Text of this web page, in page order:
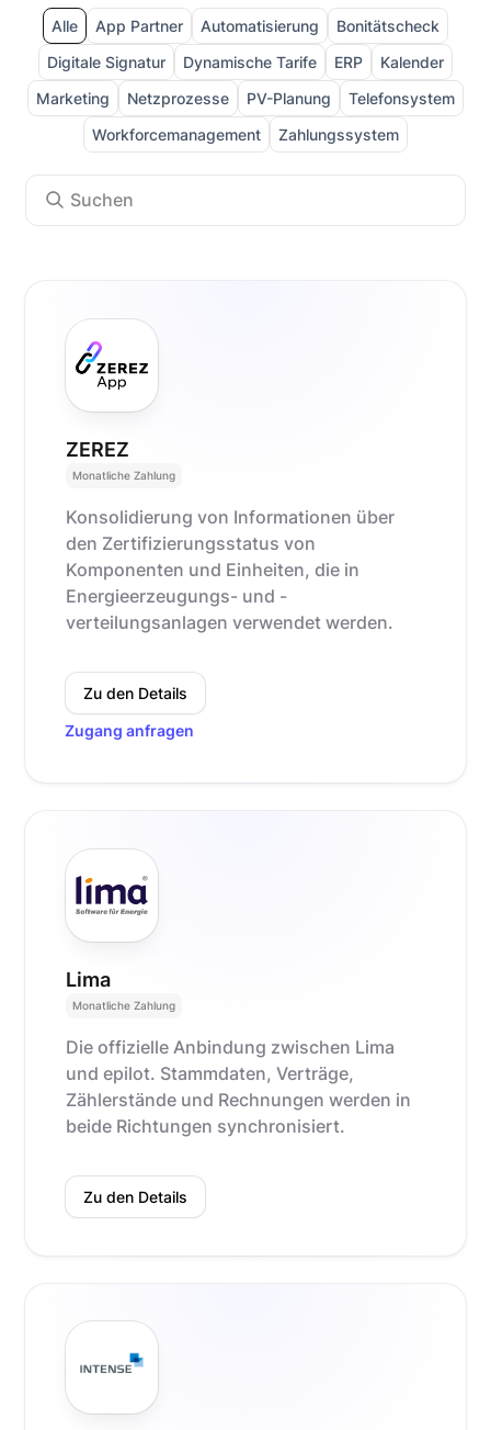
Alle App Partner Automatisierung
Bonitätscheck
Digitale Signatur
Dynamische Tarife ERP
Kalender
Marketing
Netzprozesse PV-Planung
Telefonsystem
Workforcemanagement
Zahlungssystem
ZEREZ
Monatliche Zahlung
Konsolidierung von Informationen über
den Zertifizierungsstatus von
Komponenten und Einheiten, die in
Energieerzeugungs- und -
verteilungsanlagen verwendet werden.
Zu den Details
Zugang anfragen
Lima
Monatliche Zahlung
Die offizielle Anbindung zwischen Lima
und epilot. Stammdaten, Verträge,
Zählerstände und Rechnungen werden in
beide Richtungen synchronisiert.
Zu den Details